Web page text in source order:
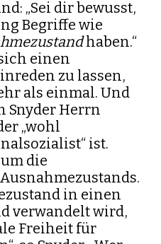
„Sei dir bewusst,
Begriffe wie
haben.“
einen
zu lassen,
als einmal. Und
Snyder Herrn
„wohl
ist.
die
in einen
verwandelt wird,
Freiheit für